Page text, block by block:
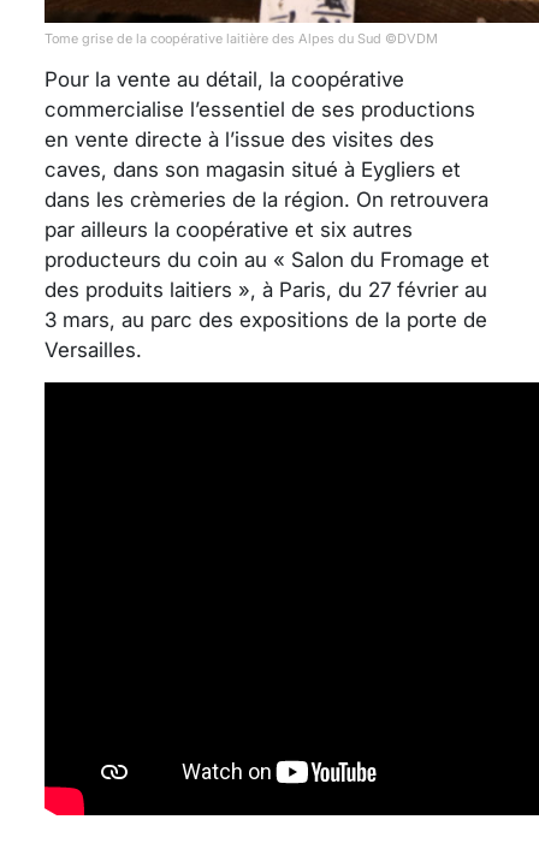
Tome grise de la coopérative laitière des Alpes du Sud ©DVDM
Pour la vente au détail, la coopérative
commercialise l’essentiel de ses productions
en vente directe à l’issue des visites des
caves, dans son magasin situé à Eygliers et
dans les crèmeries de la région. On retrouvera
par ailleurs la coopérative et six autres
producteurs du coin au « Salon du Fromage et
des produits laitiers », à Paris, du 27 février au
3 mars, au parc des expositions de la porte de
Versailles.